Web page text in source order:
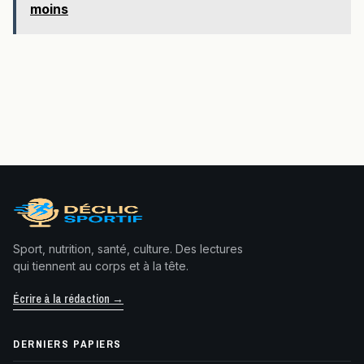
moins
Sport, nutrition, santé, culture. Des lectures
qui tiennent au corps et à la tête.
Écrire à la rédaction →
DERNIERS PAPIERS